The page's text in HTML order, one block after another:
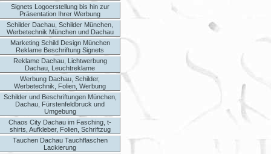
Signets Logoerstellung bis hin zur
Präsentation Ihrer Werbung
Schilder Dachau, Schilder München,
Werbetechnik München und Dachau
Marketing Schild Design München
Reklame Beschriftung Signets
Reklame Dachau, Lichtwerbung
Dachau, Leuchtreklame
Werbung Dachau, Schilder,
Werbetechnik, Folien, Werbung
Schilder und Beschriftungen München,
Dachau, Fürstenfeldbruck und
Umgebung
Chaos City Dachau im Fasching, t-
shirts, Aufkleber, Folien, Schriftzug
Tauchen Dachau Tauchflaschen
Lackierung